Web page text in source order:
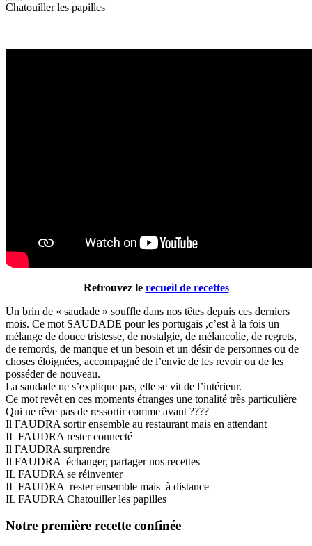
Chatouiller les papilles
Retrouvez le recueil de recettes
Un brin de « saudade » souffle dans nos têtes depuis ces derniers
mois. Ce mot SAUDADE pour les portugais ,c’est à la fois un
mélange de douce tristesse, de nostalgie, de mélancolie, de regrets,
de remords, de manque et un besoin et un désir de personnes ou de
choses éloignées, accompagné de l’envie de les revoir ou de les
posséder de nouveau.
La saudade ne s’explique pas, elle se vit de l’intérieur.
Ce mot revêt en ces moments étranges une tonalité très particulière
Qui ne rêve pas de ressortir comme avant ????
Il FAUDRA sortir ensemble au restaurant mais en attendant
IL FAUDRA rester connecté
Il FAUDRA surprendre
Il FAUDRA échanger, partager nos recettes
IL FAUDRA se réinventer
IL FAUDRA rester ensemble mais à distance
IL FAUDRA Chatouiller les papilles
Notre première recette confinée